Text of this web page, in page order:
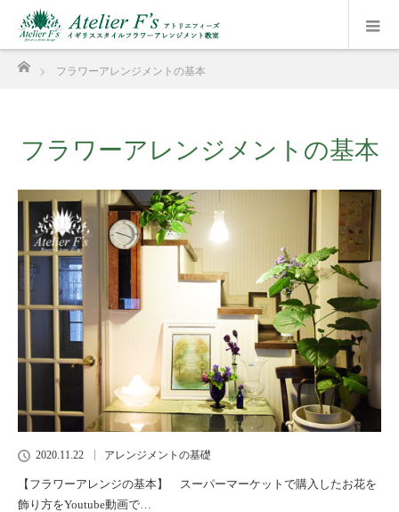
フラワーアレンジメントの基本
フラワーアレンジメントの基本
2020.11.22 アレンジメントの基礎
【フラワーアレンジの基本】 スーパーマーケットで購入したお花を
飾り方をYoutube動画で…